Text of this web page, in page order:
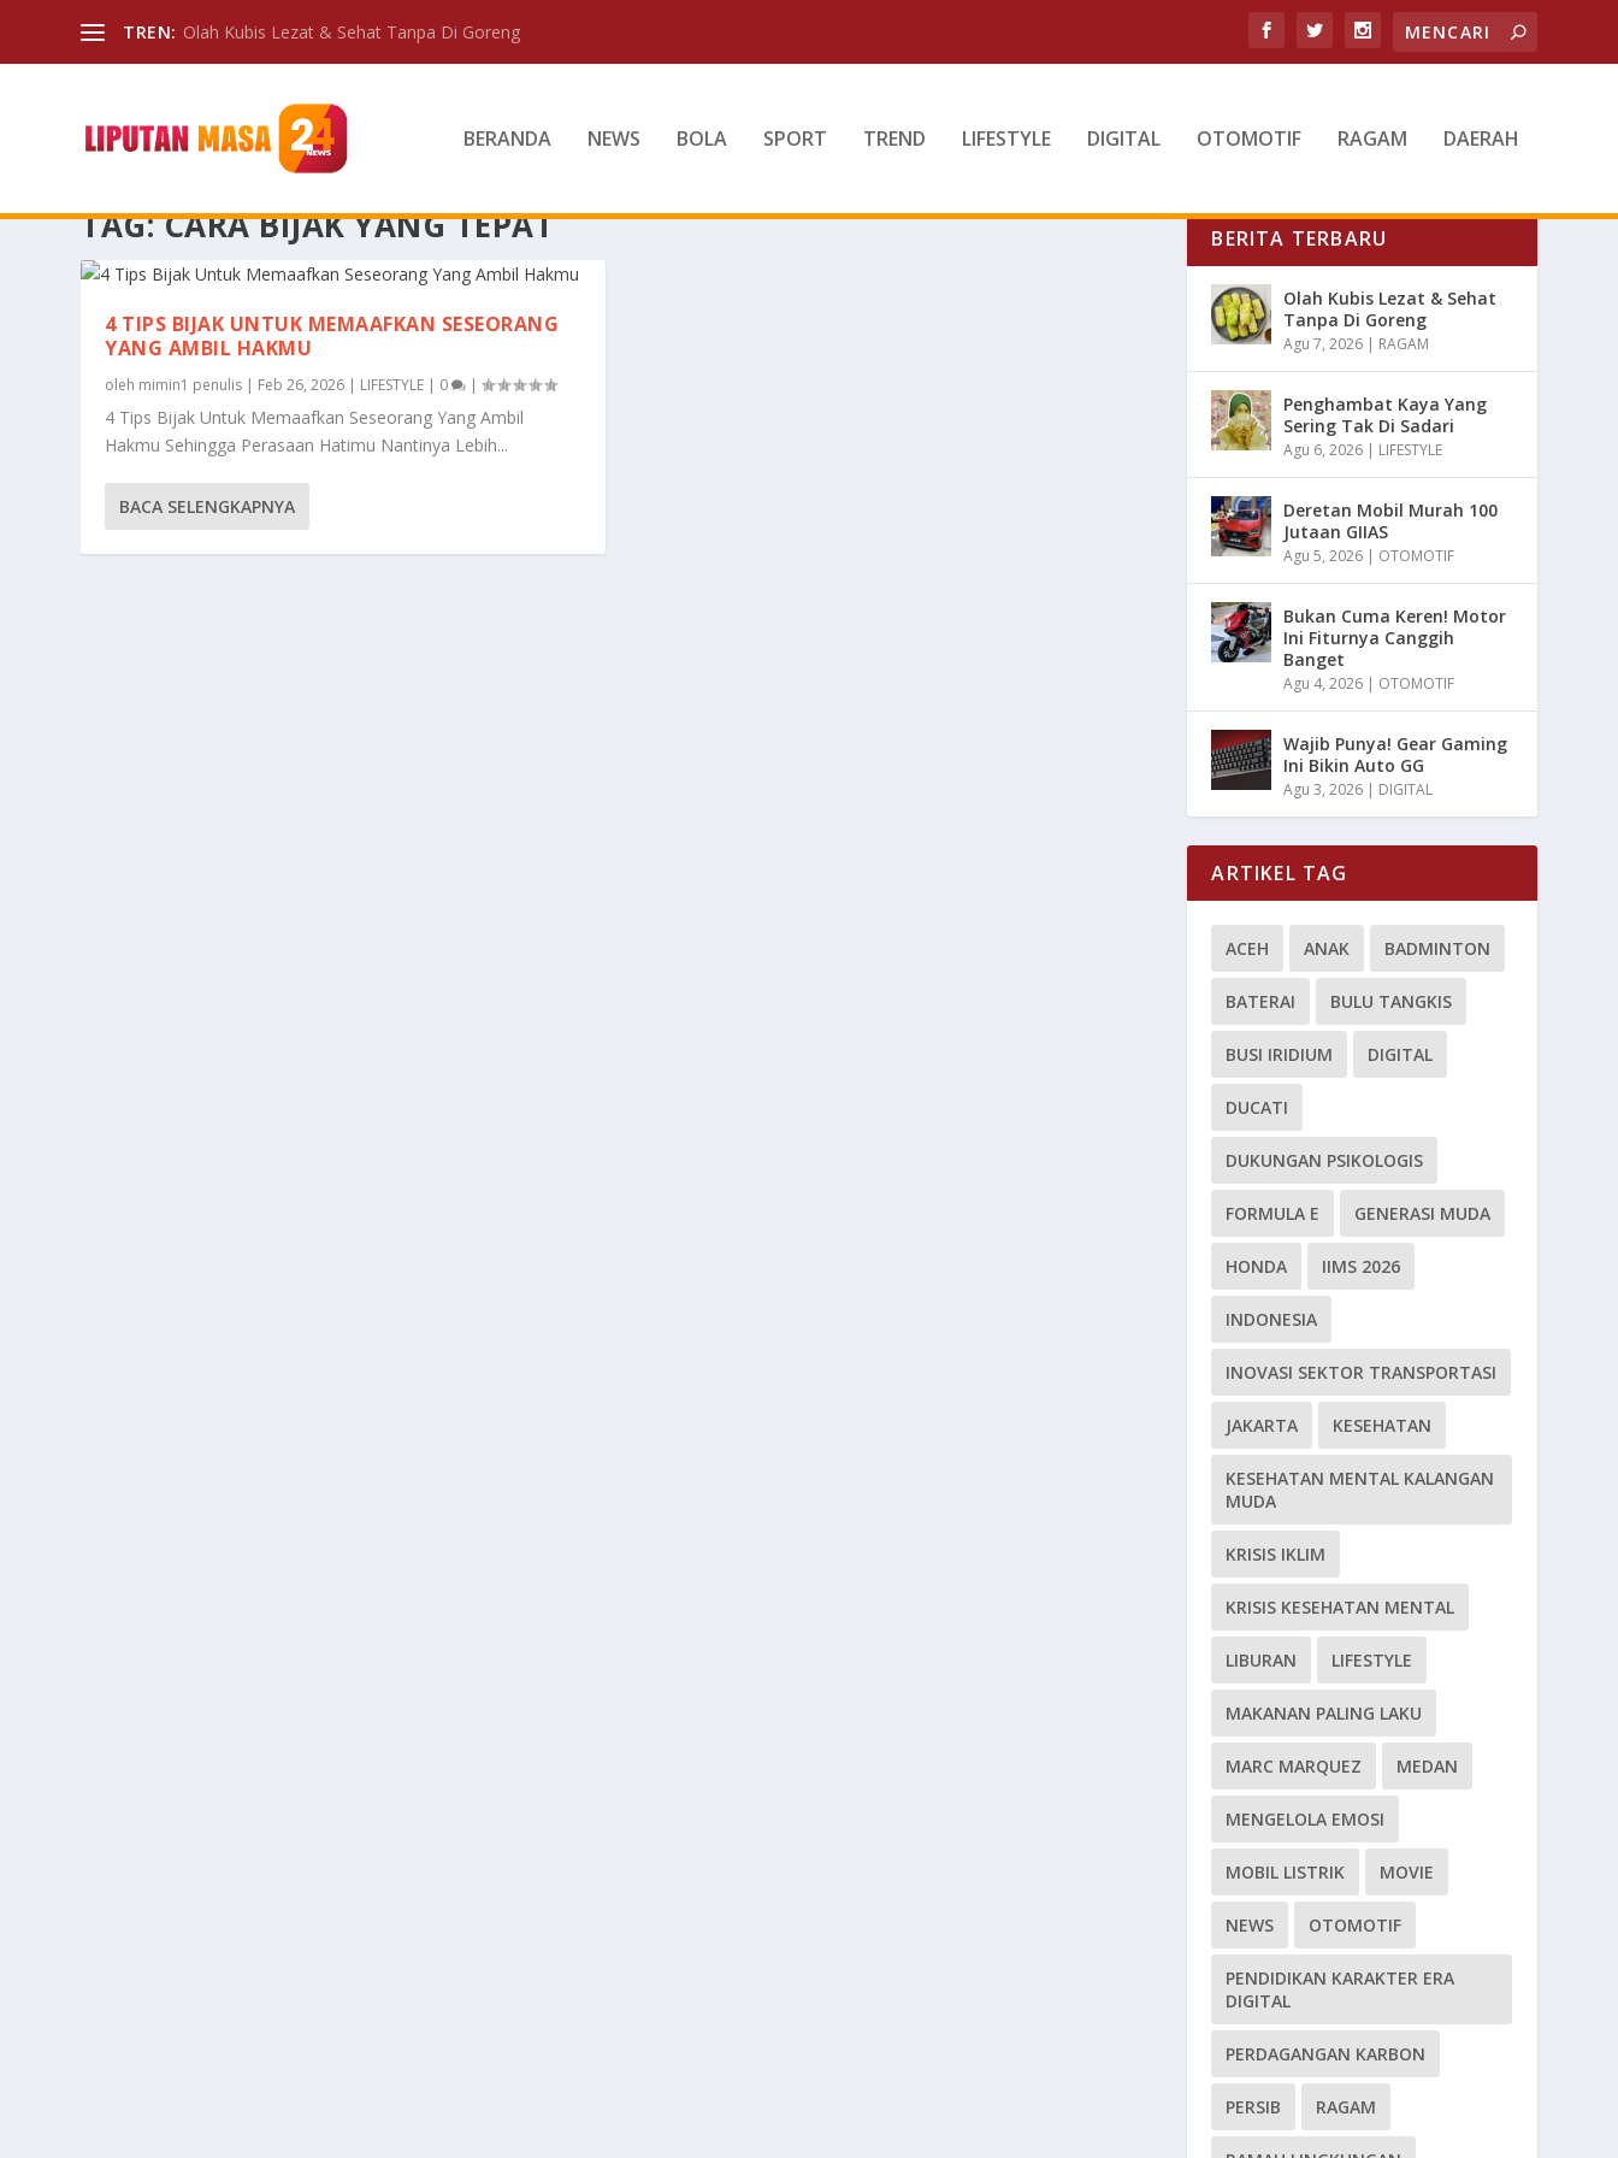
TREN: Olah Kubis Lezat & Sehat Tanpa Di Goreng
BERANDA NEWS BOLA SPORT TREND LIFESTYLE DIGITAL OTOMOTIF RAGAM DAERAH
TAG:CARA BIJAK YANG TEPAT
4 TIPS BIJAK UNTUK MEMAAFKAN SESEORANG
YANG AMBIL HAKMU
oleh mimin1 penulis | Feb 26, 2026 | LIFESTYLE | 0 |
4 Tips Bijak Untuk Memaafkan Seseorang Yang Ambil
Hakmu Sehingga Perasaan Hatimu Nantinya Lebih...
BACA SELENGKAPNYA
BERITA TERBARU
Olah Kubis Lezat & Sehat
Tanpa Di Goreng
Agu 7, 2026 | RAGAM
Penghambat Kaya Yang
Sering Tak Di Sadari
Agu 6, 2026 | LIFESTYLE
Deretan Mobil Murah 100
Jutaan GIIAS
Agu 5, 2026 | OTOMOTIF
Bukan Cuma Keren! Motor
Ini Fiturnya Canggih
Banget
Agu 4, 2026 | OTOMOTIF
Wajib Punya! Gear Gaming
Ini Bikin Auto GG
Agu 3, 2026 | DIGITAL
ARTIKEL TAG
ACEH ANAK BADMINTON
BATERAI BULU TANGKIS
BUSI IRIDIUM DIGITAL
DUCATI
DUKUNGAN PSIKOLOGIS
FORMULA E GENERASI MUDA
HONDA IIMS 2026
INDONESIA
INOVASI SEKTOR TRANSPORTASI
JAKARTA KESEHATAN
KESEHATAN MENTAL KALANGAN
MUDA
KRISIS IKLIM
KRISIS KESEHATAN MENTAL
LIBURAN LIFESTYLE
MAKANAN PALING LAKU
MARC MARQUEZ MEDAN
MENGELOLA EMOSI
MOBIL LISTRIK MOVIE
NEWS OTOMOTIF
PENDIDIKAN KARAKTER ERA
DIGITAL
PERDAGANGAN KARBON
PERSIB RAGAM